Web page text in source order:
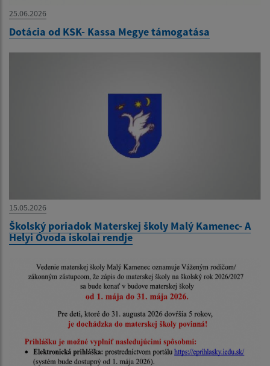
25.06.2026
Dotácia od KSK- Kassa Megye támogatása
15.05.2026
Školský poriadok Materskej školy Malý Kamenec- A
Helyi Óvoda iskolai rendje